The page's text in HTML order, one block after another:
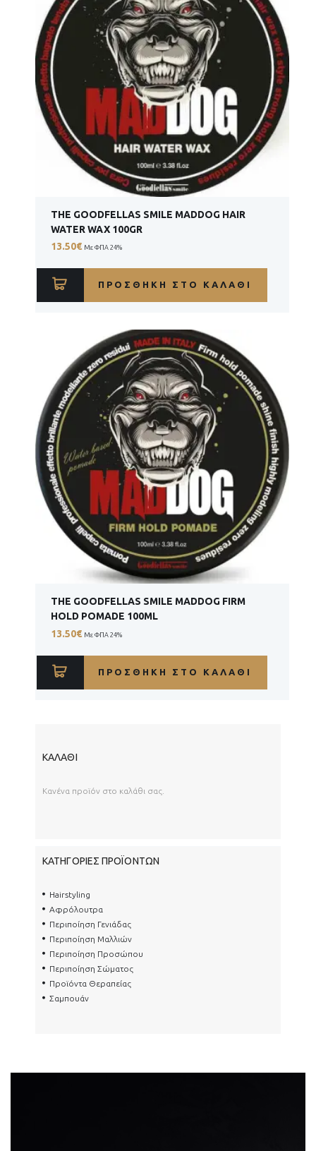
THE GOODFELLAS SMILE MADDOG HAIR
WATER WAX 100GR
13.50€ Με ΦΠΑ 24%
ΠΡΟΣΘΉΚΗ ΣΤΟ ΚΑΛΆΘΙ
THE GOODFELLAS SMILE MADDOG FIRM
HOLD POMADE 100ML
13.50€ Με ΦΠΑ 24%
ΠΡΟΣΘΉΚΗ ΣΤΟ ΚΑΛΆΘΙ
ΚΑΛΆΘΙ
Κανένα προϊόν στο καλάθι σας.
ΚΑΤΗΓΟΡΊΕΣ ΠΡΟΪΌΝΤΩΝ
Hairstyling
Αφρόλουτρα
Περιποίηση Γενιάδας
Περιποίηση Μαλλιών
Περιποίηση Προσώπου
Περιποίηση Σώματος
Προϊόντα Θεραπείας
Σαμπουάν